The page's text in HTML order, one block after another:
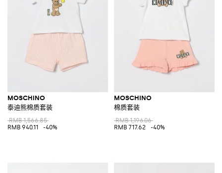
MOSCHINO
泰迪熊棉质套装
RMB 1,566.85
RMB 940.11
-40%
MOSCHINO
棉质套装
RMB 1,196.06
RMB 717.62
-40%